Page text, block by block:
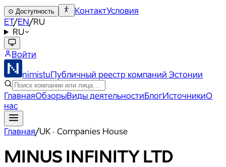
⊙ Доступность КонтактУсловия
ET/EN/RU
RU
Войти
nimistuПубличный реестр компаний Эстонии
ГлавнаяОбзорыВиды деятельностиБлогИсточникиО
нас
Главная/UK · Companies House
MINUS INFINITY LTD